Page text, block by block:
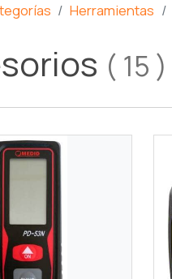
Herramientas
( 15 )